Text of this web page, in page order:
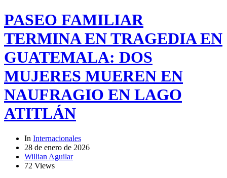
PASEO FAMILIAR
TERMINA EN TRAGEDIA EN
GUATEMALA: DOS
MUJERES MUEREN EN
NAUFRAGIO EN LAGO
ATITLÁN
In Internacionales
28 de enero de 2026
Willian Aguilar
72 Views